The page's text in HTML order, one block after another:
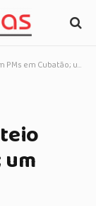
um suspeito baleado
um